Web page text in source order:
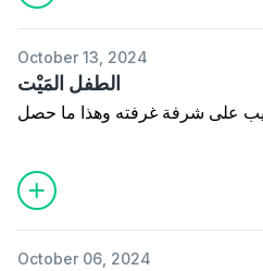
October 13, 2024
الطفل المَيْت
October 06, 2024